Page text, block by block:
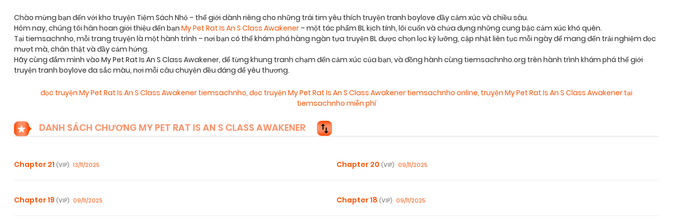
Chào mừng bạn đến với kho truyện Tiệm Sách Nhỏ – thế giới dành riêng cho những trái tim yêu thích truyện tranh boylove đầy cảm xúc và chiều sâu.
Hôm nay, chúng tôi hân hoan giới thiệu đến bạn My Pet Rat Is An S Class Awakener – một tác phẩm BL kịch tính, lôi cuốn và chứa đựng những cung bậc cảm xúc khó quên.
Tại tiemsachnho, mỗi trang truyện là một hành trình – nơi bạn có thể khám phá hàng ngàn tựa truyện BL được chọn lọc kỹ lưỡng, cập nhật liên tục mỗi ngày để mang đến trải nghiệm đọc
mượt mà, chân thật và đầy cảm hứng.
Hãy cùng đắm mình vào My Pet Rat Is An S Class Awakener, để từng khung tranh chạm đến cảm xúc của bạn, và đồng hành cùng tiemsachnho.org trên hành trình khám phá thế giới
truyện tranh boylove đa sắc màu, nơi mỗi câu chuyện đều đáng để yêu thương.
đọc truyện My Pet Rat Is An S Class Awakener tiemsachnho, đọc truyện My Pet Rat Is An S Class Awakener tiemsachnho online, truyện My Pet Rat Is An S Class Awakener tại
tiemsachnho miễn phí
DANH SÁCH CHƯƠNG MY PET RAT IS AN S CLASS AWAKENER
Chapter 21 (VIP) 13/11/2025 Chapter 20 (VIP) 09/11/2025
Chapter 19 (VIP) 09/11/2025 Chapter 18 (VIP) 09/11/2025